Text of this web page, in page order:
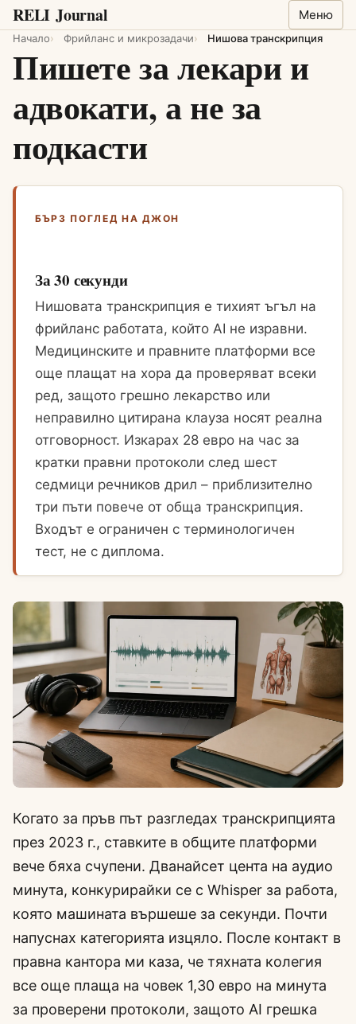
RELI Journal Меню
Начало Фрийланс и микрозадачи Нишова транскрипция
Пишете за лекари и
адвокати, а не за
подкасти
БЪРЗ ПОГЛЕД НА ДЖОН
За 30 секунди
Нишовата транскрипция е тихият ъгъл на
фрийланс работата, който AI не изравни.
Медицинските и правните платформи все
още плащат на хора да проверяват всеки
ред, защото грешно лекарство или
неправилно цитирана клауза носят реална
отговорност. Изкарах 28 евро на час за
кратки правни протоколи след шест
седмици речников дрил – приблизително
три пъти повече от обща транскрипция.
Входът е ограничен с терминологичен
тест, не с диплома.
Когато за пръв път разгледах транскрипцията
през 2023 г., ставките в общите платформи
вече бяха счупени. Дванайсет цента на аудио
минута, конкурирайки се с Whisper за работа,
която машината вършеше за секунди. Почти
напуснах категорията изцяло. После контакт в
правна кантора ми каза, че тяхната колегия
все още плаща на човек 1,30 евро на минута
за проверени протоколи, защото AI грешка